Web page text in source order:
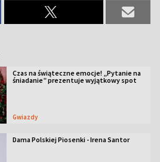
Czas na świąteczne emocje! „Pytanie na
śniadanie” prezentuje wyjątkowy spot
Gwiazdy
Dama Polskiej Piosenki - Irena Santor